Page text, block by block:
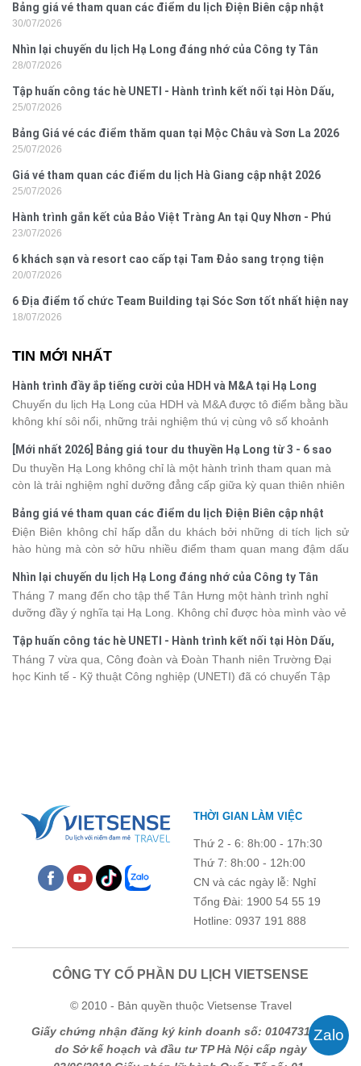
Bảng giá vé tham quan các điểm du lịch Điện Biên cập nhật
2026
30/07/2026
Nhìn lại chuyến du lịch Hạ Long đáng nhớ của Công ty Tân
Hưng 2026
28/07/2026
Tập huấn công tác hè UNETI - Hành trình kết nối tại Hòn Dấu,
Đồ Sơn
25/07/2026
Bảng Giá vé các điểm thăm quan tại Mộc Châu và Sơn La 2026
25/07/2026
Giá vé tham quan các điểm du lịch Hà Giang cập nhật 2026
25/07/2026
Hành trình gắn kết của Bảo Việt Tràng An tại Quy Nhơn - Phú
Yên
23/07/2026
6 khách sạn và resort cao cấp tại Tam Đảo sang trọng tiện
nghi
20/07/2026
6 Địa điểm tổ chức Team Building tại Sóc Sơn tốt nhất hiện nay
18/07/2026
TIN MỚI NHẤT
Hành trình đầy ắp tiếng cười của HDH và M&A tại Hạ Long
Chuyến du lịch Hạ Long của HDH và M&A được tô điểm bằng bầu
không khí sôi nổi, những trải nghiệm thú vị cùng vô số khoảnh
phút giây đồng hành bên nhau, tất cả đã tạo nên một chuyến đi
tràn đầy cảm xúc và dấu ấn khó quên.
[Mới nhất 2026] Bảng giá tour du thuyền Hạ Long từ 3 - 6 sao
Du thuyền Hạ Long không chỉ là một hành trình tham quan mà
còn là trải nghiệm nghỉ dưỡng đẳng cấp giữa kỳ quan thiên nhiên
khác nhau, khiến nhiều du khách băn khoăn khi lựa chọn. Bài viết
dưới đây sẽ cập nhật bảng giá tour du thuyền Hạ Long mới nhất
2026 từ 3 - 6 sao, giúp bạn dễ dàng so sánh và tìm được hành
trình phù hợp với nhu cầu cũng như ngân sách.
Bảng giá vé tham quan các điểm du lịch Điện Biên cập nhật
2026
Điện Biên không chỉ hấp dẫn du khách bởi những di tích lịch sử
hào hùng mà còn sở hữu nhiều điểm tham quan mang đậm dấu
phá vùng đất này, việc cập nhật trước giá vé sẽ giúp bạn chủ
động hơn trong lịch trình và chi phí. Cùng Vietsense Travel tham
khảo bảng giá vé tham quan các điểm du lịch Điện Biênmới nhất
năm 2026 ngay dưới đây.
Nhìn lại chuyến du lịch Hạ Long đáng nhớ của Công ty Tân
Hưng 2026
Tháng 7 mang đến cho tập thể Tân Hưng một hành trình nghỉ
dưỡng đầy ý nghĩa tại Hạ Long. Không chỉ được hòa mình vào vẻ
kết, sẻ chia và lưu giữ nhiều khoảnh khắc đáng nhớ. Hãy cùng
nhìn lại chuyến đi ngập tràn niềm vui và những trải nghiệm khó
quên.
Tập huấn công tác hè UNETI - Hành trình kết nối tại Hòn Dấu,
Đồ Sơn
Tháng 7 vừa qua, Công đoàn và Đoàn Thanh niên Trường Đại
học Kinh tế - Kỹ thuật Công nghiệp (UNETI) đã có chuyến Tập
THỜI GIAN LÀM VIỆC
Thứ 2 - 6: 8h:00 - 17h:30
Thứ 7: 8h:00 - 12h:00
CN và các ngày lễ: Nghỉ
Tổng Đài: 1900 54 55 19
Hotline: 0937 191 888
CÔNG TY CỔ PHẦN DU LỊCH VIETSENSE
© 2010 - Bản quyền thuộc Vietsense Travel
Giấy chứng nhận đăng ký kinh doanh số: 0104731205
do Sở kế hoạch và đầu tư TP Hà Nội cấp ngày